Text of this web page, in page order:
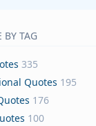
BY TAG
335
Quotes 195
176
100